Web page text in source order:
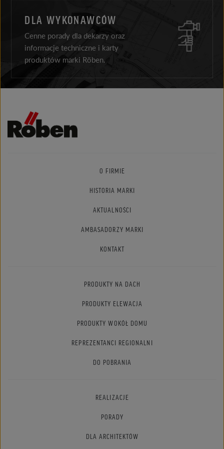
DLA WYKONAWCÓW
Cenne porady dla dekarzy oraz
informacje techniczne i karty
produktów marki Röben.
O FIRMIE
HISTORIA MARKI
AKTUALNOŚCI
AMBASADORZY MARKI
KONTAKT
PRODUKTY NA DACH
PRODUKTY ELEWACJA
PRODUKTY WOKÓŁ DOMU
REPREZENTANCI REGIONALNI
DO POBRANIA
REALIZACJE
PORADY
DLA ARCHITEKTÓW